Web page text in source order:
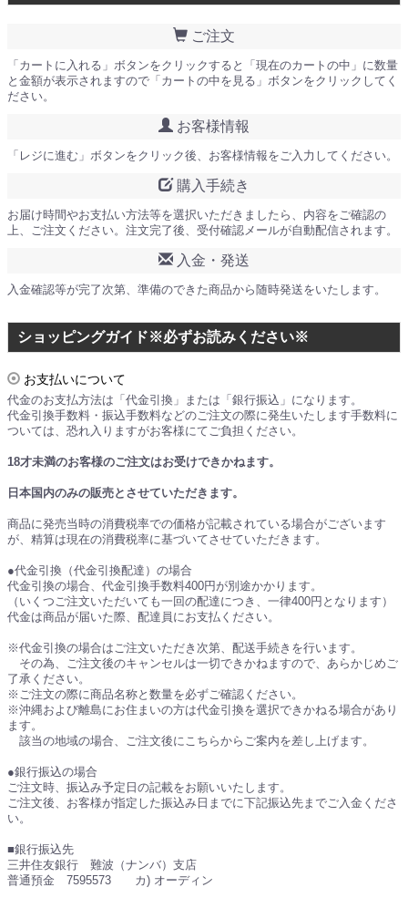
ご注文
「カートに入れる」ボタンをクリックすると「現在のカートの中」に数量
と金額が表示されますので「カートの中を見る」ボタンをクリックしてく
ださい。
お客様情報
「レジに進む」ボタンをクリック後、お客様情報をご入力してください。
購入手続き
お届け時間やお支払い方法等を選択いただきましたら、内容をご確認の
上、ご注文ください。注文完了後、受付確認メールが自動配信されます。
入金・発送
入金確認等が完了次第、準備のできた商品から随時発送をいたします。
ショッピングガイド※必ずお読みください※
お支払いについて
代金のお支払方法は「代金引換」または「銀行振込」になります。
代金引換手数料・振込手数料などのご注文の際に発生いたします手数料に
ついては、恐れ入りますがお客様にてご負担ください。
18才未満のお客様のご注文はお受けできかねます。
日本国内のみの販売とさせていただきます。
商品に発売当時の消費税率での価格が記載されている場合がございます
が、精算は現在の消費税率に基づいてさせていただきます。
●代金引換（代金引換配達）の場合
代金引換の場合、代金引換手数料400円が別途かかります。
（いくつご注文いただいても一回の配達につき、一律400円となります）
代金は商品が届いた際、配達員にお支払ください。
※代金引換の場合はご注文いただき次第、配送手続きを行います。
その為、ご注文後のキャンセルは一切できかねますので、あらかじめご
了承ください。
※ご注文の際に商品名称と数量を必ずご確認ください。
※沖縄および離島にお住まいの方は代金引換を選択できかねる場合があり
ます。
該当の地域の場合、ご注文後にこちらからご案内を差し上げます。
●銀行振込の場合
ご注文時、振込み予定日の記載をお願いいたします。
ご注文後、お客様が指定した振込み日までに下記振込先までご入金くださ
い。
■銀行振込先
三井住友銀行 難波（ナンバ）支店
普通預金 7595573 カ) オーディン